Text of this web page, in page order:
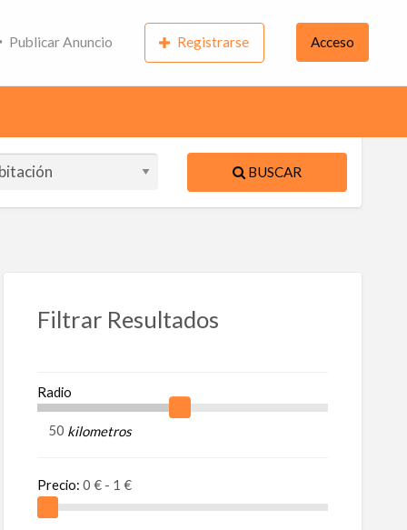
Publicar Anuncio Registrarse Acceso
BUSCAR
Filtrar Resultados
Radio
kilometros
Precio: